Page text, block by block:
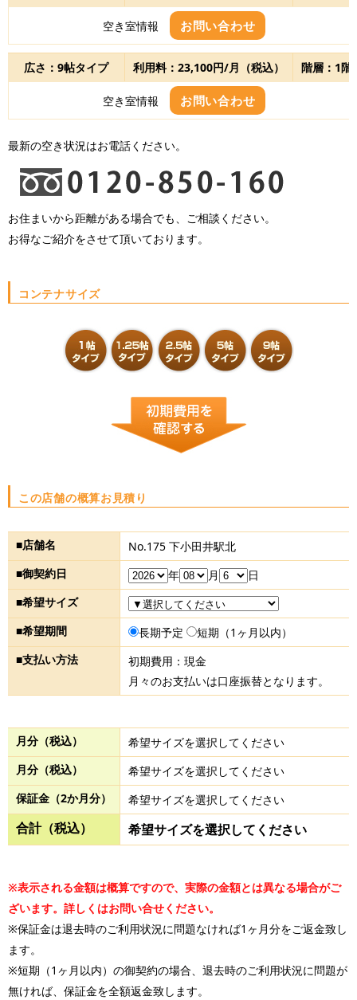
空き室情報 お問い合わせ
広さ：9帖タイプ 利用料：23,100円/月（税込） 階層：1階
空き室情報 お問い合わせ
最新の空き状況はお電話ください。
お住まいから距離がある場合でも、ご相談ください。
お得なご紹介をさせて頂いております。
コンテナサイズ
この店舗の概算お見積り
■店舗名
No.175 下小田井駅北
■御契約日
年 月
日
■希望サイズ
■希望期間
長期予定
短期（1ヶ月以内）
■支払い方法
初期費用：現金
月々のお支払いは口座振替となります。
月分（税込）
希望サイズを選択してください
月分（税込）
希望サイズを選択してください
保証金（2か月分）
希望サイズを選択してください
合計（税込） 希望サイズを選択してください
※表示される金額は概算ですので、実際の金額とは異なる場合がご
ざいます。詳しくはお問い合せください。
※保証金は退去時のご利用状況に問題なければ1ヶ月分をご返金致し
ます。
※短期（1ヶ月以内）の御契約の場合、退去時のご利用状況に問題が
無ければ、保証金を全額返金致します。